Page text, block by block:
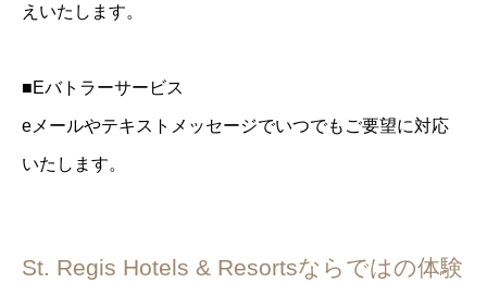
えいたします。
■Eバトラーサービス
eメールやテキストメッセージでいつでもご要望に対応
いたします。
St. Regis Hotels & Resortsならではの体験